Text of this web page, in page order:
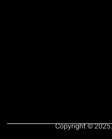
Copyright ©